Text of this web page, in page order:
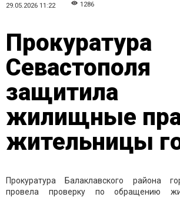
29.05.2026 11:22 1286
Прокуратура
Севастополя
защитила
жилищные
жительницы
Прокуратура Балаклавского района
провела проверку по обращению